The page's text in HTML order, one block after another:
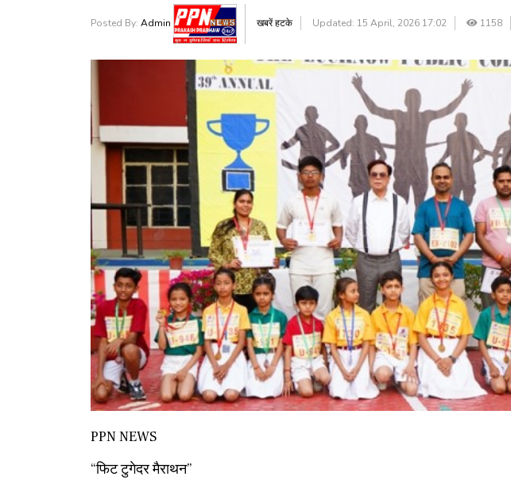
Posted By: Admin खबरें हटके Updated: 15 April, 2026 17:02 1158
PPN NEWS
“फिट टुगेदर मैराथन”